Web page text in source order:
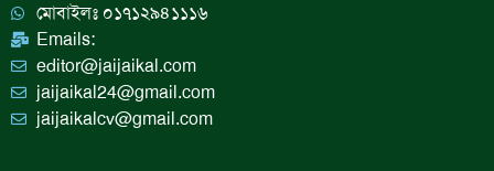
মোবাইলঃ ০১৭১২৯৪১১১৬
Emails:
editor@jaijaikal.com
jaijaikal24@gmail.com
jaijaikalcv@gmail.com